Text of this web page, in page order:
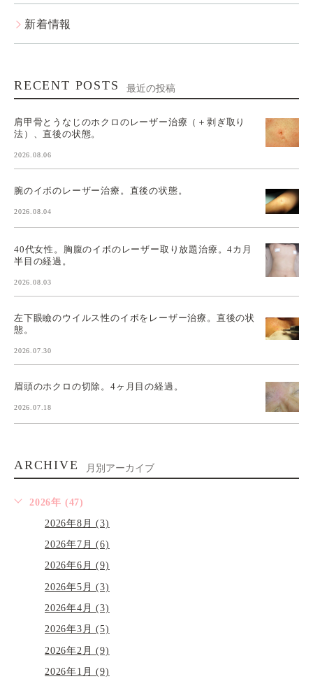
新着情報
RECENT POSTS 最近の投稿
肩甲骨とうなじのホクロのレーザー治療（＋剥ぎ取り
法）、直後の状態。
2026.08.06
腕のイボのレーザー治療。直後の状態。
2026.08.04
40代女性。胸腹のイボのレーザー取り放題治療。4カ月
半目の経過。
2026.08.03
左下眼瞼のウイルス性のイボをレーザー治療。直後の状
態。
2026.07.30
眉頭のホクロの切除。4ヶ月目の経過。
2026.07.18
ARCHIVE 月別アーカイブ
2026年 (47)
2026年8月 (3)
2026年7月 (6)
2026年6月 (9)
2026年5月 (3)
2026年4月 (3)
2026年3月 (5)
2026年2月 (9)
2026年1月 (9)